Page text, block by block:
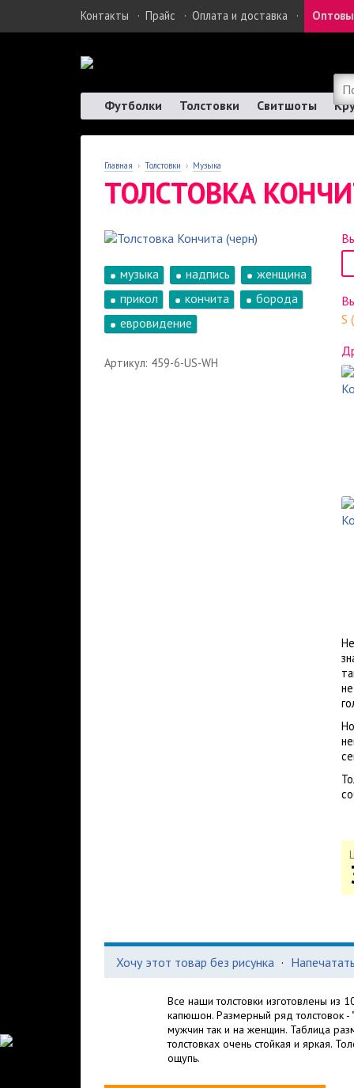
Контакты · Прайс · Оплата и доставка ·
Футболки Толстовки Свитшоты
Главная › Толстовки › Музыка
ТОЛСТОВКА
музыка надпись
женщина
прикол
кончита
борода
евровидение
Артикул: 459-6-US-WH
S
Хочу этот товар без рисунка ·
Все наши толстовки изготовлены из
капюшон. Размерный ряд толстовок -
мужчин так и на женщин. Таблица
толстовках очень стойкая и яркая.
ощупь.